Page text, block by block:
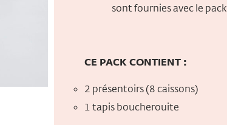
sont fournies avec le
CE PACK CONTIENT :
2 présentoirs (8 caissons)
1 tapis boucherouite